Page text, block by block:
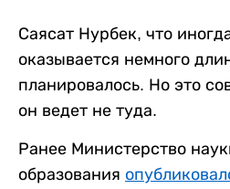
Саясат Нурбек, что
оказывается немного
планировалось. Но это
он ведет не туда.
Ранее Министерство
образования